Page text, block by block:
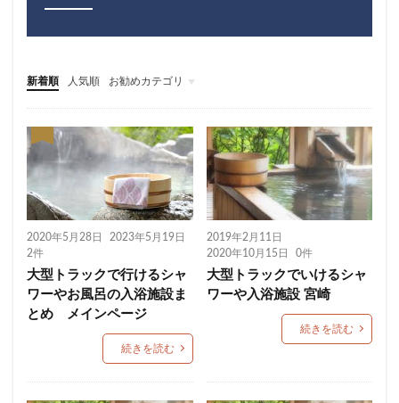
新着順 人気順 お勧めカテゴリ
高速道路
高速、シャワー、NEXCO西日本、高速道路、中国、関西
2020年5月28日
2023年5月19日
2件
大型トラックで行けるシャ
ワーやお風呂の入浴施設ま
とめ メインページ
続きを読む
2019年2月11日
2020年10月15日
0件
大型トラックでいけるシャ
ワーや入浴施設 宮崎
続きを読む